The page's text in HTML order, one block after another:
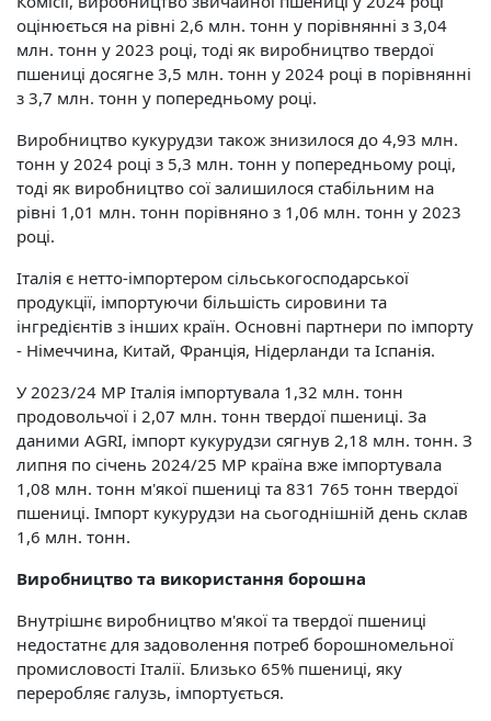
оцінюється на рівні 2,6 млн. тонн у порівнянні з 3,04
млн. тонн у 2023 році, тоді як виробництво твердої
пшениці досягне 3,5 млн. тонн у 2024 році в порівнянні
з 3,7 млн. тонн у попередньому році.
Виробництво кукурудзи також знизилося до 4,93 млн.
тонн у 2024 році з 5,3 млн. тонн у попередньому році,
тоді як виробництво сої залишилося стабільним на
рівні 1,01 млн. тонн порівняно з 1,06 млн. тонн у 2023
році.
Італія є нетто-імпортером сільськогосподарської
продукції, імпортуючи більшість сировини та
інгредієнтів з інших країн. Основні партнери по імпорту
- Німеччина, Китай, Франція, Нідерланди та Іспанія.
У 2023/24 МР Італія імпортувала 1,32 млн. тонн
продовольчої і 2,07 млн. тонн твердої пшениці. За
даними AGRI, імпорт кукурудзи сягнув 2,18 млн. тонн. З
липня по січень 2024/25 МР країна вже імпортувала
1,08 млн. тонн м'якої пшениці та 831 765 тонн твердої
пшениці. Імпорт кукурудзи на сьогоднішній день склав
1,6 млн. тонн.
Виробництво та використання борошна
Внутрішнє виробництво м'якої та твердої пшениці
недостатнє для задоволення потреб борошномельної
промисловості Італії. Близько 65% пшениці, яку
переробляє галузь, імпортується.